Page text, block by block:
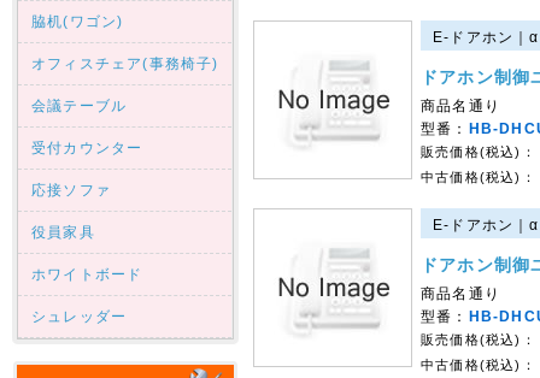
脇机(ワゴン)
オフィスチェア(事務椅子)
会議テーブル
受付カウンター
応接ソファ
役員家具
ホワイトボード
シュレッダー
E-ドアホン
ドアホン制御
商品名通り
型番：
HB-
販売価格(税込)：
中古価格(税込)：
E-ドアホン
ドアホン制御
商品名通り
型番：
HB-
販売価格(税込)：
中古価格(税込)：